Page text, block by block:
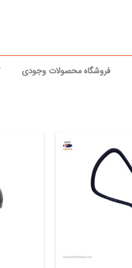
فروشگاه محصولات وجودی